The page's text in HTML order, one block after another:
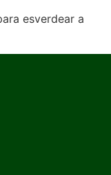
esverdear a